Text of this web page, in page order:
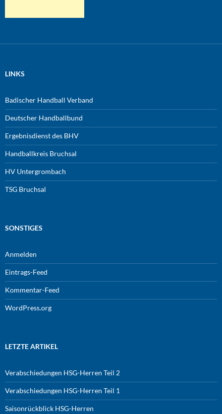
LINKS
Badischer Handball Verband
Deutscher Handballbund
Ergebnisdienst des BHV
Handballkreis Bruchsal
HV Untergrombach
TSG Bruchsal
SONSTIGES
Anmelden
Eintrags-Feed
Kommentar-Feed
WordPress.org
LETZTE ARTIKEL
Verabschiedungen HSG-Herren Teil 2
Verabschiedungen HSG-Herren Teil 1
Saisonrückblick HSG-Herren